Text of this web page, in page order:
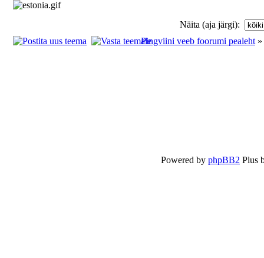
Näita (aja järgi):
Pingviini veeb foorumi pealeht »
Powered by phpBB2 Plus